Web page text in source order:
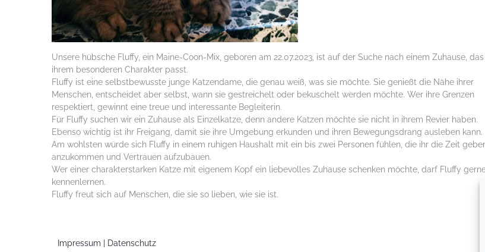
Unsere hübsche Fluffy, ein Maine-Coon-Mix, geboren am 22.07.2023, ist auf der Suche nach einem Zuhause,
ihrem besonderen Charakter passt.
Fluffy ist eine selbstbewusste junge Katzendame, die genau weiß, was sie möchte. Sie genießt die Nähe ihrer
Menschen, entscheidet aber selbst, wann sie gestreichelt oder bekuschelt werden möchte. Wer ihre Grenzen
respektiert, gewinnt eine treue und interessante Begleiterin.
Für Fluffy suchen wir ein Zuhause als Einzelkatze, denn andere Katzen möchte sie nicht in ihrem Revier haben.
Ebenso wichtig ist ihr Freigang, damit sie ihre Umgebung erkunden und ihren Bewegungsdrang ausleben kann.
Am wohlsten würde sich Fluffy in einem ruhigen Haushalt mit ein bis zwei Personen fühlen, die ihr die Zeit
anzukommen und Vertrauen aufzubauen.
Wer einer charakterstarken Katze mit eigenem Kopf ein liebevolles Zuhause schenken möchte, darf Fluffy
kennenlernen.
Fluffy freut sich auf Menschen, die sie so lieben, wie sie ist.
Impressum | Datenschutz